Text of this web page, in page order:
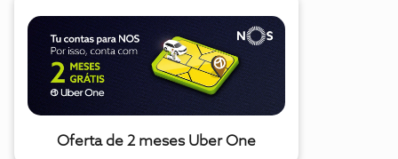
Oferta de 2 meses Uber One